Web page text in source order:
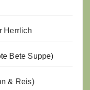
Herrlich
Bete Suppe)
& Reis)